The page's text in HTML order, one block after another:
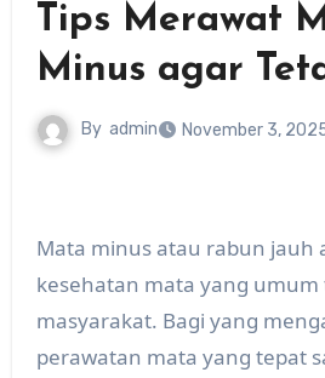
Tips Merawat
Minus agar
By admin November 3,
Mata minus atau rabun jauh
kesehatan mata yang umum
masyarakat. Bagi yang
perawatan mata yang tepat